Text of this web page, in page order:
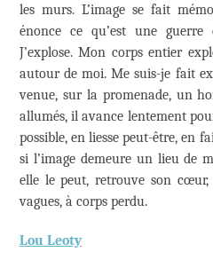
les murs. L’image se fait
énonce ce qu’est une
J’explose. Mon corps entier
autour de moi. Me suis-je fait
venue, sur la promenade, un
allumés, il avance lentement
possible, en liesse peut-être, en
si l’image demeure un lieu de
elle le peut, retrouve son cœur,
vagues, à corps perdu.
Lou Leoty